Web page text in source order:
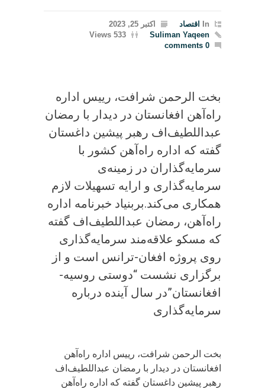
In اقتصاد
اکتبر 25, 2023
Suliman Yaqeen
533 Views
0 comments
بخت الرحمن شرافت، رییس اداره
راه‌آهن افغانستان در دیدار با رمضان
عبداللطیف‌اف رهبر پیشین داغستان
گفته که اداره راه‌آهن کشور با
سرمایه‌گذاران در زمینه‌ی
سرمایه‌گذاری و ارایه تسهیلات لازم
همکاری می‌کند.بربنیاد خبرنامه اداره
راه‌آهن، رمضان عبداللطیف‌اف گفته
که مسکو علاقه‌مند سرمایه‌گذاری
روی پروژه افغان-ترانس است و از
برگزاری نشست “دوستی روسیه-
افغانستان”در سال آینده درباره
سرمایه‌گذاری
بخت الرحمن شرافت، رییس اداره راه‌آهن
افغانستان در دیدار با رمضان عبداللطیف‌اف
رهبر پیشین داغستان گفته که اداره راه‌آهن